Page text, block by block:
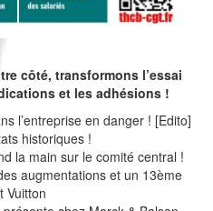
côté, transformons l’essai
et les adhésions !
l’entreprise en danger ! [Edito]
historiques !
la main sur le comité central !
augmentations et un 13ème
Vuitton